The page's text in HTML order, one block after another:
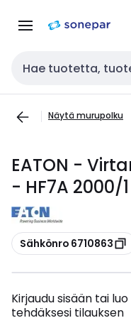
navigointiinsisältöön
Haku
Näytä murupolku
EATON -
- HF7A 2000/
Kopioi
Sähkönro 6710863
Kirjaudu sisään tai
tehdäksesi tilauksen